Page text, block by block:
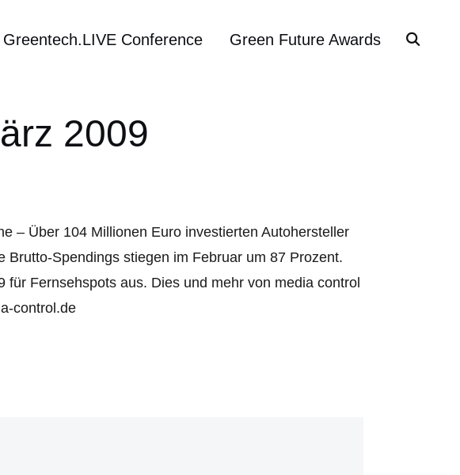
Greentech.LIVE Conference Green Future Awards
2009
– Über 104 Millionen Euro investierten Autohersteller
Brutto-Spendings stiegen im Februar um 87 Prozent.
Fernsehspots aus. Dies und mehr von media control
control.de